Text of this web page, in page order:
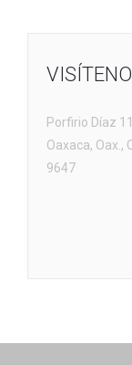
Porfirio Díaz
Oaxaca, Oax.,
9647